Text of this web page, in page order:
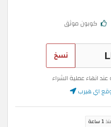
كوبون موثق
نسخ
انهاء عملية الشراء
اي هيرب
1 ساعة